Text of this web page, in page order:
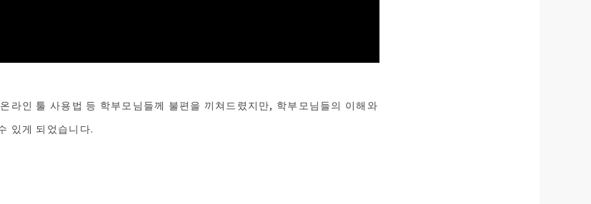
라인 툴 사용법 등 학부모님들께 불편을 끼쳐드렸지만, 학부모님들의 이해와
있게 되었습니다.